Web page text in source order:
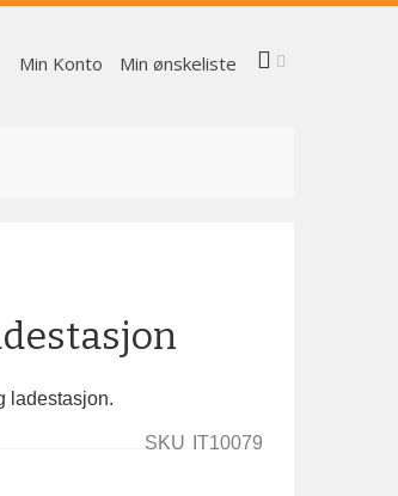
Min Konto Min ønskeliste
ladestasjon.
SKU IT10079